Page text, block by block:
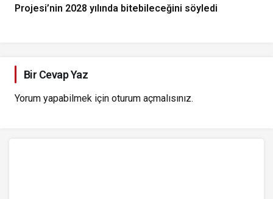
Projesi’nin 2028 yılında bitebileceğini söyledi
Bir Cevap Yaz
Yorum yapabilmek için oturum açmalısınız.